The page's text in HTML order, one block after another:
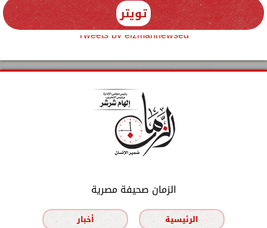
تويتر
Tweets by elzmannewseg
الزمان صحيفة مصرية
الرئيسية
أخبار